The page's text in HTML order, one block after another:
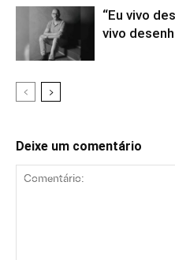
“Eu vivo
vivo
Deixe um comentário